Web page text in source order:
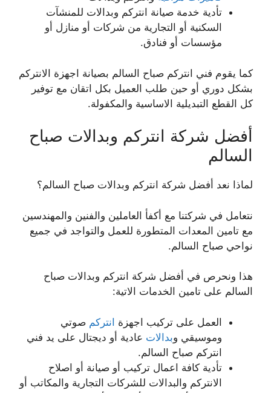
تأدية خدمة صيانة انتركم وبدالات للمنشآت
السكنية أو التجارية من شركات أو منازل أو
مؤسسات أو فنادق.
كما يقوم فني انتركم صباح السالم بصيانة اجهزة الانتركم
بشكل دوري أو حين طلب العميل بكل اتقان مع توفير
كل القطع التبديلية الاساسية والمكفولة.
أفضل شركة انتركم وبدالات صباح
السالم
لماذا نعد أفضل شركة انتركم وبدالات صباح السالم؟
نتعامل في شركتنا مع أكفأ العاملين والفنين والمهندسين
مع تامين المعدات المتطورة للعمل والتواجد في جميع
نواحي صباح السالم.
هذا ونحرص في أفضل شركة انتركم وبدالات صباح
السالم على تامين الخدمات الاتية:
العمل على تركيب اجهزة انتركم صوتي
وموسيقي وبدالات عادية أو ديجتال على يد فني
انتركم صباح السالم.
تأدية كافة اعمال تركيب أو صيانة أو اصلاح
الانتركم والبدالات للشركات التجارية والمكاتب أو